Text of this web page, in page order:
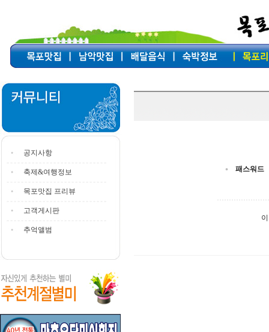
공지사항
축제&여행정보
목포맛집 프리뷰
고객게시판
추억앨범
패스워드